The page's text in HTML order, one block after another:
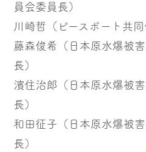
員会委員長）
川崎哲（ピースボート共同
藤森俊希（日本原水爆被
長）
濱住治郎（日本原水爆被
長）
和田征子（日本原水爆被
長）